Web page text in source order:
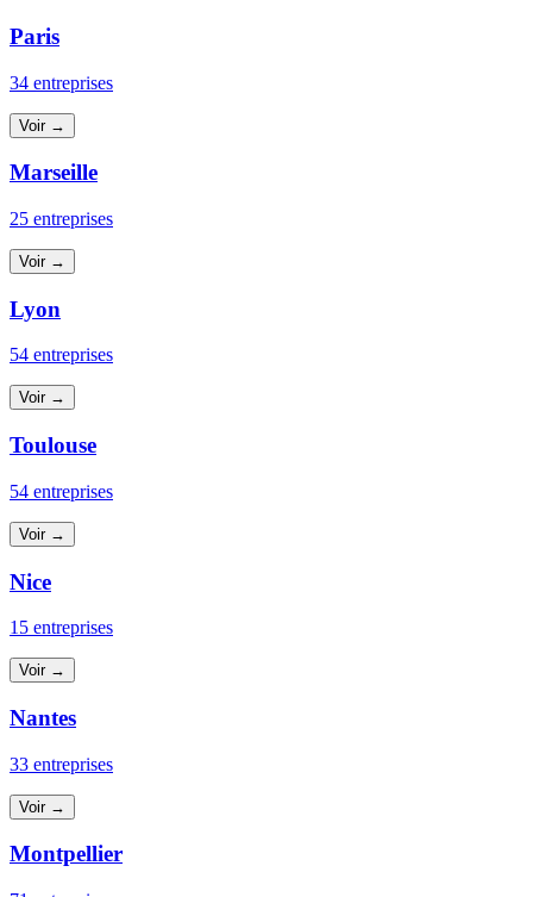
Paris
34 entreprises
Voir →
Marseille
25 entreprises
Voir →
Lyon
54 entreprises
Voir →
Toulouse
54 entreprises
Voir →
Nice
15 entreprises
Voir →
Nantes
33 entreprises
Voir →
Montpellier